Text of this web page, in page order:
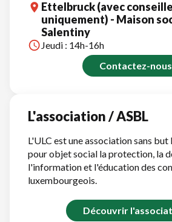
Ettelbruck (avec
uniquement) - Maison
Salentiny
Jeudi : 14h-16h
Contactez-nous
L'association / ASBL
L'ULC est une association sans
pour objet social la protection, la
l'information et l'éducation des
luxembourgeois.
Découvrir